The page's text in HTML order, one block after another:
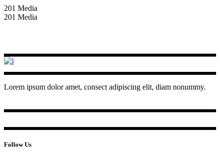
201 Media
201 Media
Lorem ipsum dolor amet, consect adipiscing elit, diam nonummy.
Follow Us